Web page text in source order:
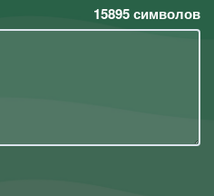
15895символов